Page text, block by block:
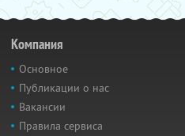
Компания
Основное
Публикации о нас
Вакансии
Правила сервиса